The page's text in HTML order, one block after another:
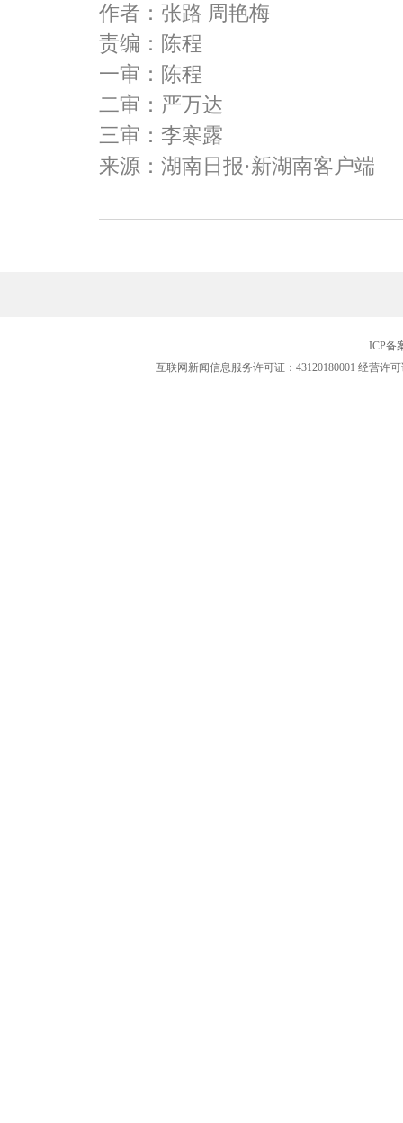
作者：张路 周艳梅
责编：陈程
一审：陈程
二审：严万达
三审：李寒露
来源：湖南日报·新湖南客户端
ICP备
互联网新闻信息服务许可证：43120180001 经营许可